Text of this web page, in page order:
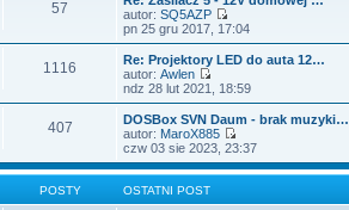
o
t
n
w
s
z
p
o
s
l
n
a
n
w
s
z
y
p
o
s
w
i
e
t
l
n
a
n
o
w
s
57
autor: SQ5AZP
W
y
ś
w
i
e
l
n
a
j
pn 25 gru 2017, 17:04
1116
Re: Projektory LED do auta 12…
autor: Awlen
W
y
ś
w
i
e
t
ndz 28 lut 2021, 18:59
407
DOSBox SVN Daum - brak muzyki…
autor: MaroX885
W
y
ś
i
czw 03 sie 2023, 23:37
POSTY OSTATNI POST